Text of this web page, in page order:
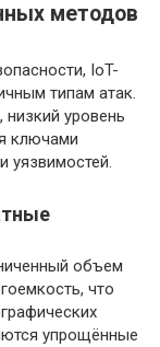
методов
IoT-
типам атак.
уровень
ключами
уязвимостей.
объем
что
упрощённые